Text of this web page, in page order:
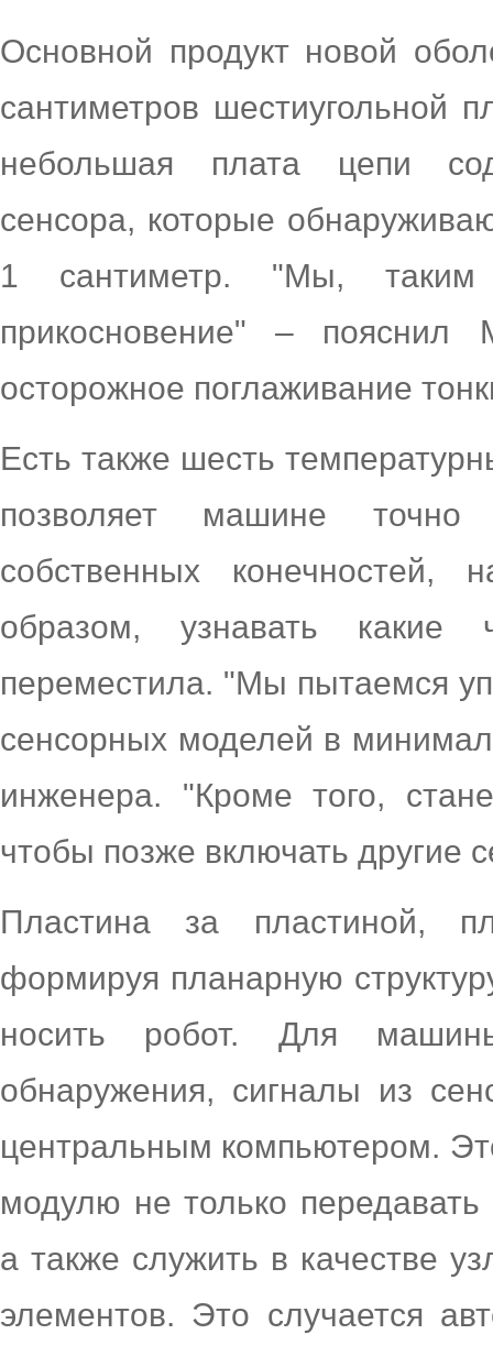
Основной продукт новой
сантиметров шестиугольной
небольшая плата цепи
сенсора, которые
1 сантиметр. "Мы, таким
прикосновение" –
осторожное поглаживание
Есть также шесть
позволяет машине точно
собственных
образом, узнавать
переместила. "Мы пытаемся
сенсорных моделей в
инженера. "Кроме того,
чтобы позже включать другие
Пластина за пластиной,
формируя планарную
носить робот. Для
обнаружения, сигналы из
центральным компьютером.
модулю не только
а также служить в качестве
элементов. Это случается